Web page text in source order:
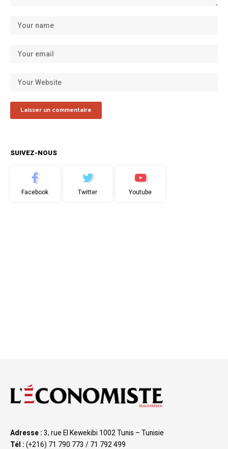
SUIVEZ-NOUS
Facebook Twitter Youtube
Adresse : 3, rue El Kewekibi 1002 Tunis – Tunisie
Tél : (+216) 71 790 773 / 71 792 499